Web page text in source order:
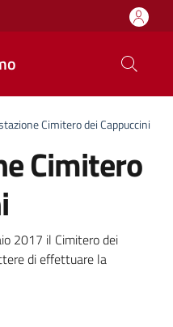
Cimitero dei Cappuccini
Cimitero
2017 il Cimitero dei
di effettuare la